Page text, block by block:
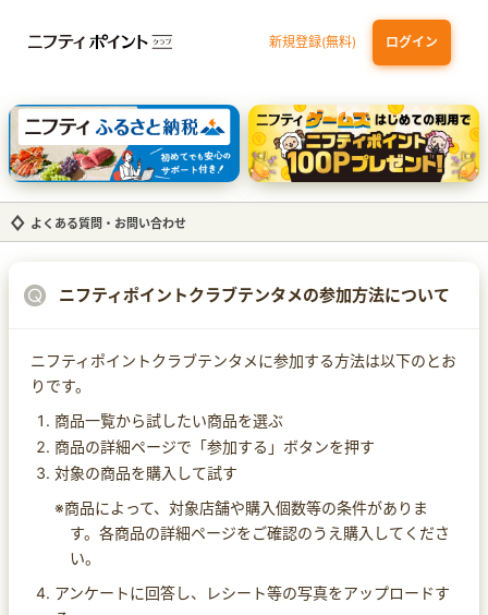
新規登録(無料) ログイン
dカード GOLD 三井住友カード ゴールド（NL）（家族カード発行）
【実質初月無料】DMM | Disney+(ディズニープラス) セットプラン
SBI証券 確定拠出年金（iDeCo）
よくある質問・お問い合わせ
ニフティポイントクラブテンタメの参加方法について
ニフティポイントクラブテンタメに参加する方法は以下のとお
りです。
商品一覧から試したい商品を選ぶ
商品の詳細ページで「参加する」ボタンを押す
対象の商品を購入して試す
※商品によって、対象店舗や購入個数等の条件がありま
す。各商品の詳細ページをご確認のうえ購入してくださ
い。
アンケートに回答し、レシート等の写真をアップロードす